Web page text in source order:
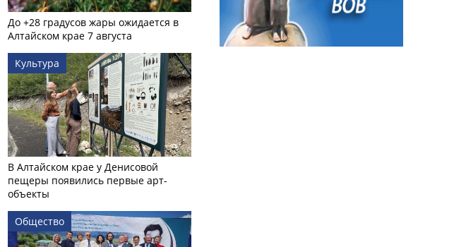
До +28 градусов жары ожидается в
Алтайском крае 7 августа
Культура
В Алтайском крае у Денисовой
пещеры появились первые арт-
объекты
Общество